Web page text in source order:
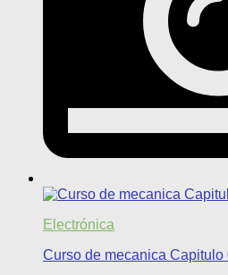
Electrónica
Curso de mecanica